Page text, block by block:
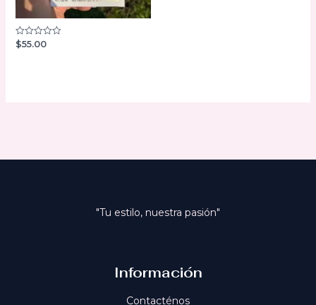
Valorado
con
$55.00
"Tu estilo, nuestra pasión"
Información
Contacténos